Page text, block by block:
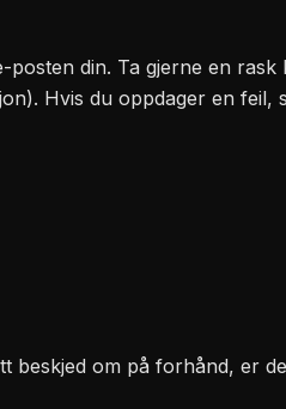
din. Ta gjerne en rask
Hvis du oppdager en feil,
beskjed om på forhånd, er